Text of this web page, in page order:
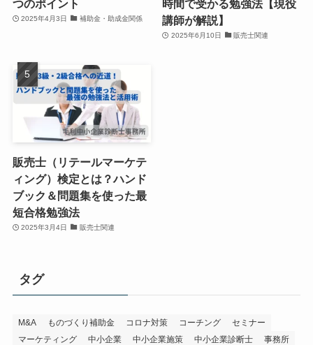
つのポイント
2025年4月3日 補助金・助成金関係
時間で受かる勉強法【現役
講師が解説】
2025年6月10日 販売士関連
販売士（リテールマーケテ
ィング）検定とは？ハンド
ブック＆問題集を使った最
短合格勉強法
2025年3月4日 販売士関連
タグ
M&A ものづくり補助金 コロナ対策 コーチング
セミナー
マーケティング
中小企業 中小企業施策 中小企業診断士
事務所